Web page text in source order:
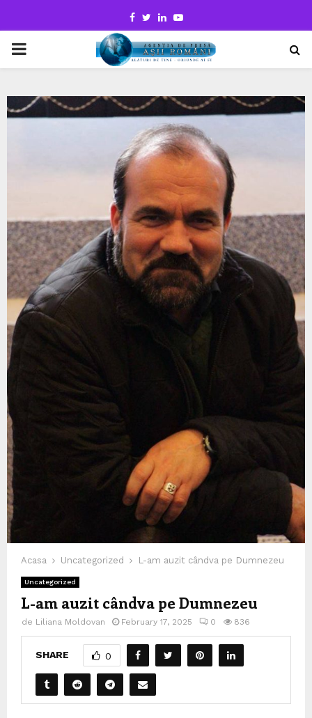
Facebook
TwitterLinkedinYoutube
PRIMARY
Acasa Uncategorized L-am auzit cândva pe Dumnezeu
Uncategorized
L-am auzit cândva pe Dumnezeu
de Liliana Moldovan February 17, 2025 0 836
SHARE 0